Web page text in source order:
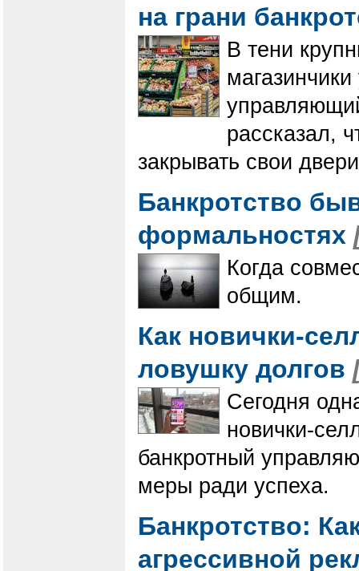
на грани
В тени
рассказал,
закрывать свои
Банкротство
формальностях
Когда
общим.
Как новички-
ловушку долгов
Сегодня
новички-
банкротный
меры ради успеха.
Банкротство:
агрессивной